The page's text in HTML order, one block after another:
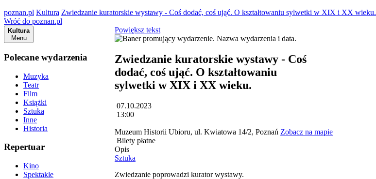
poznan.pl Kultura Zwiedzanie kuratorskie wystawy - Coś dodać, coś ująć. O kształtowaniu sylwetki w XIX i XX wieku.
Wróć do poznan.pl
Kultura
Menu
Polecane wydarzenia
Muzyka
Teatr
Film
Książki
Sztuka
Inne
Historia
Repertuar
Kino
Spektakle
Powiększ tekst
Zwiedzanie kuratorskie wystawy - Coś
dodać, coś ująć. O kształtowaniu
sylwetki w XIX i XX wieku.
07.10.2023
13:00
Muzeum Historii Ubioru, ul. Kwiatowa 14/2, Poznań Zobacz na mapie
Bilety płatne
Opis
Sztuka
Zwiedzanie poprowadzi kurator wystawy.